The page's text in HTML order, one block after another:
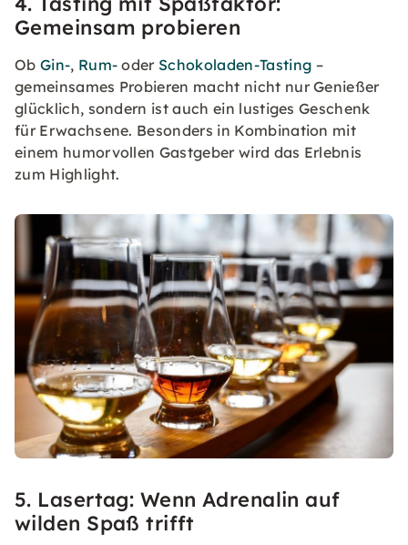
Gemeinsam probieren
Ob Gin-, Rum- oder Schokoladen-Tasting –
gemeinsames Probieren macht nicht nur Genießer
glücklich, sondern ist auch ein lustiges Geschenk
für Erwachsene. Besonders in Kombination mit
einem humorvollen Gastgeber wird das Erlebnis
zum Highlight.
5. Lasertag: Wenn Adrenalin auf
wilden Spaß trifft